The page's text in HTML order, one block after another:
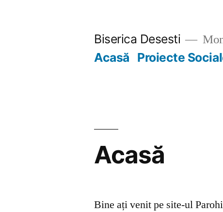
Biserica Desesti
Acasă Proiecte
Acasă
Bine ați venit pe site-ul